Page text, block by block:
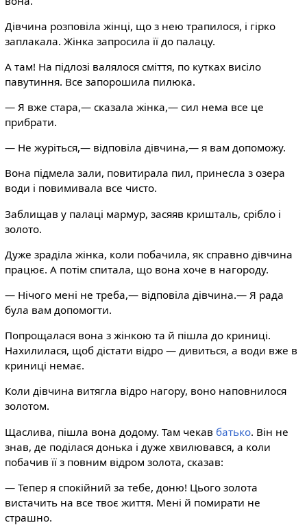
Дівчина розповіла жінці, що з нею трапилося, і гірко
заплакала. Жінка запросила її до палацу.
А там! На підлозі валялося сміття, по кутках висіло
павутиння. Все запорошила пилюка.
— Я вже стара,— сказала жінка,— сил нема все це
прибрати.
— Не журіться,— відповіла дівчина,— я вам допоможу.
Вона підмела зали, повитирала пил, принесла з озера
води і повимивала все чисто.
Заблищав у палаці мармур, засяяв кришталь, срібло і
золото.
Дуже зраділа жінка, коли побачила, як справно дівчина
працює. А потім спитала, що вона хоче в нагороду.
— Нічого мені не треба,— відповіла дівчина.— Я рада
була вам допомогти.
Попрощалася вона з жінкою та й пішла до криниці.
Нахилилася, щоб дістати відро — дивиться, а води вже в
криниці немає.
Коли дівчина витягла відро нагору, воно наповнилося
золотом.
Щаслива, пішла вона додому. Там чекав батько. Він не
знав, де поділася донька і дуже хвилювався, а коли
побачив її з повним відром золота, сказав:
— Тепер я спокійний за тебе, доню! Цього золота
вистачить на все твоє життя. Мені й помирати не
страшно.